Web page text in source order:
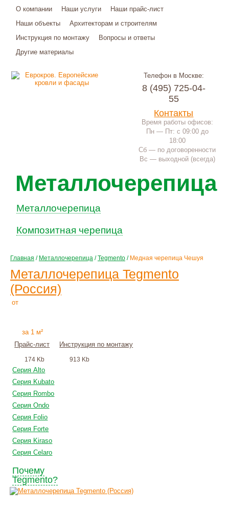
О компании Наши услуги
Наши прайс-лист
Наши объекты
Архитекторам и строителям
Инструкция по монтажу
Вопросы и ответы
Другие материалы
Телефон в Москве:
8 (495) 725-04-
55
Контакты
Время работы офисов:
Пн — Пт: с 09:00 до
18:00
Сб — по договоренности
Вс — выходной (всегда)
Металлочерепица
Металлочерепица
Композитная черепица
Главная / Металлочерепица /Tegmento / Медная черепица Чешуя
Металлочерепица Tegmento
(Россия)
от
за 1 м²
Прайс-лист
174 Kb
Инструкция по монтажу
913 Kb
Серия Alto
Серия Kubato
Серия Rombo
Серия Ondo
Серия Folio
Серия Forte
Серия Kiraso
Серия Celaro
Почему
Tegmento?